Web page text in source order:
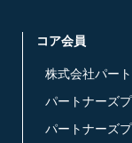
コア会員
株式会社パー
パートナーズ
パートナーズ